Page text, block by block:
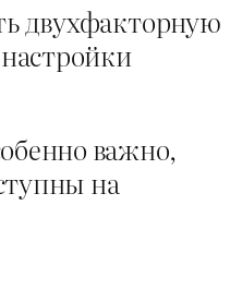
двухфакторную
важно,
на